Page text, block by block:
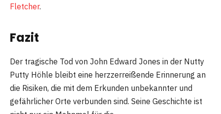
Fletcher.
Fazit
Der tragische Tod von John Edward Jones in der Nutty
Putty Höhle bleibt eine herzzerreißende Erinnerung an
die Risiken, die mit dem Erkunden unbekannter und
gefährlicher Orte verbunden sind. Seine Geschichte ist